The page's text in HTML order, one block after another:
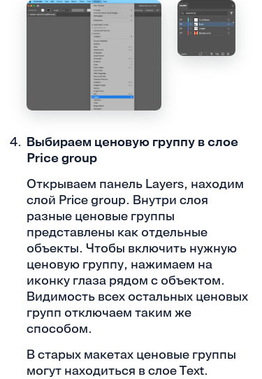
Выбираем ценовую группу в слое
Price group
Открываем панель Layers, находим
слой Price group. Внутри слоя
разные ценовые группы
представлены как отдельные
объекты. Чтобы включить нужную
ценовую группу, нажимаем на
иконку глаза рядом с объектом.
Видимость всех остальных ценовых
групп отключаем таким же
способом.
В старых макетах ценовые группы
могут находиться в слое Text.